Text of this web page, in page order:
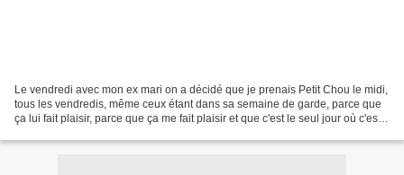
Le vendredi avec mon ex mari on a décidé que je prenais Petit Chou le midi,
tous les vendredis, même ceux étant dans sa semaine de garde, parce que
ça lui fait plaisir, parce que ça me fait plaisir et que c'est le seul jour où c'est